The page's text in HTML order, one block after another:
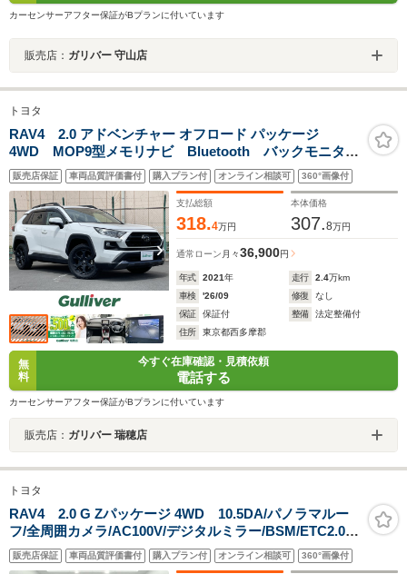
カーセンサーアフター保証がBプランに付いています
販売店： ガリバー 守山店
トヨタ
RAV4 2.0 アドベンチャー オフロード パッケージ
4WD MOP9型メモリナビ Bluetooth バックモニタ
ー レーダークルーズコントロール ダウンヒルアシス
トコントロール オートマチックハイビーム 合皮レザ
ーシート ビルトインETC TVキャンセラー
販売店保証 車両品質評価書付 購入プラン付 オンライン相談可 360°画像付
支払総額
318.4万円
本体価格
307.8万円
通常ローン 月々36,900円
年式 2021年 走行 2.4万km
車検
'26/09 修復
なし
保証
保証付 整備
法定整備付
住所
東京都西多摩郡
無
料
今すぐ在庫確認・見積依頼
電話する
カーセンサーアフター保証がBプランに付いています
販売店： ガリバー 瑞穂店
トヨタ
RAV4 2.0 G Zパッケージ 4WD 10.5DA/パノラマルー
フ/全周囲カメラ/AC100V/デジタルミラー/BSM/ETC2.0/
置型充電/スペアタイヤ/純正ドラレコ/純正フロアマット/
電動バックドア/MODELLISTAエアロ/1オーナー
販売店保証 車両品質評価書付 購入プラン付 オンライン相談可 360°画像付